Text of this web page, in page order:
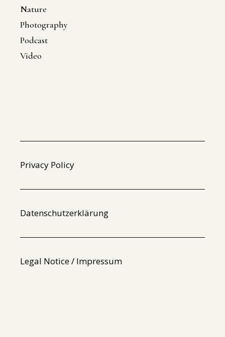
Nature
Photography
Podcast
Video
Privacy Policy
Datenschutzerklärung
Legal Notice / Impressum